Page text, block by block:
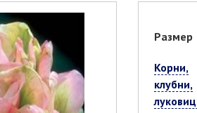
Размер
Корни,
клубни,